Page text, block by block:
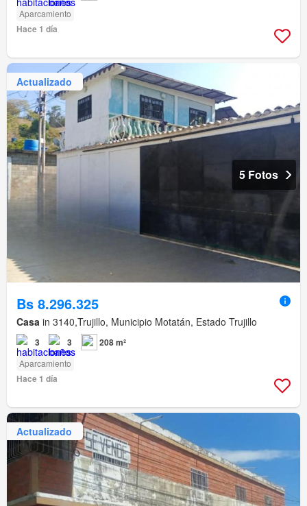
Aparcamiento
Hace 1 día
Actualizado
5 Fotos
Bs 8.296.325
Casa in 3140,Trujillo, Municipio Motatán, Estado Trujillo
3 3 208 m²
Aparcamiento
Hace 1 día
Actualizado